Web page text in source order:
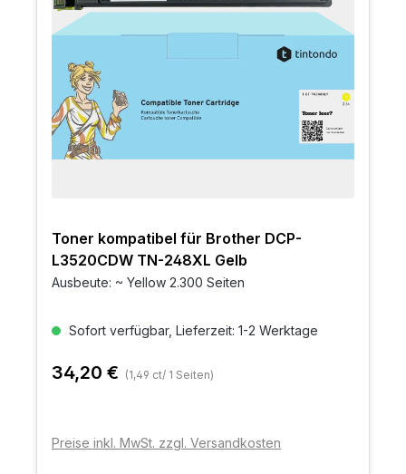
Toner kompatibel für Brother DCP-
L3520CDW TN-248XL Gelb
Ausbeute: ~ Yellow 2.300 Seiten
Sofort verfügbar, Lieferzeit: 1-2 Werktage
34,20 € (1,49 ct/ 1 Seiten)
Preise inkl. MwSt. zzgl. Versandkosten